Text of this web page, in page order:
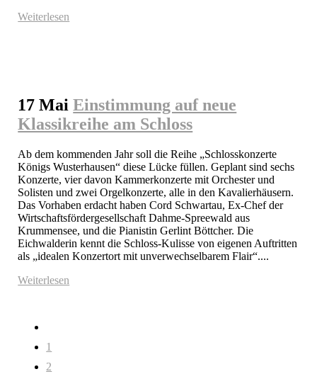
Weiterlesen
17 Mai Einstimmung auf neue
Klassikreihe am Schloss
Ab dem kommenden Jahr soll die Reihe „Schlosskonzerte
Königs Wusterhausen“ diese Lücke füllen. Geplant sind sechs
Konzerte, vier davon Kammerkonzerte mit Orchester und
Solisten und zwei Orgelkonzerte, alle in den Kavalierhäusern.
Das Vorhaben erdacht haben Cord Schwartau, Ex-Chef der
Wirtschaftsfördergesellschaft Dahme-Spreewald aus
Krummensee, und die Pianistin Gerlint Böttcher. Die
Eichwalderin kennt die Schloss-Kulisse von eigenen Auftritten
als „idealen Konzertort mit unverwechselbarem Flair“....
Weiterlesen
1
2